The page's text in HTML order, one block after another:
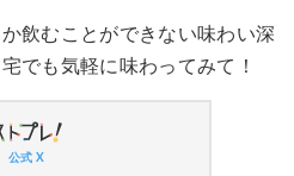
飲むことができない味わい深
でも気軽に味わってみて！
公式 X